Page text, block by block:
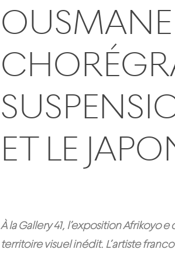
ET LE
À la Gallery 41, l’exposition Afrikoyo
territoire visuel inédit. L’artiste